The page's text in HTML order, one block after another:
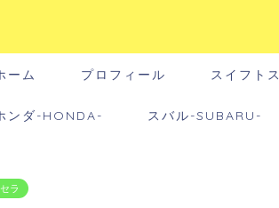
ーム プロフィール スイフト
ンダ-HONDA- スバル-SUBARU-
ラ